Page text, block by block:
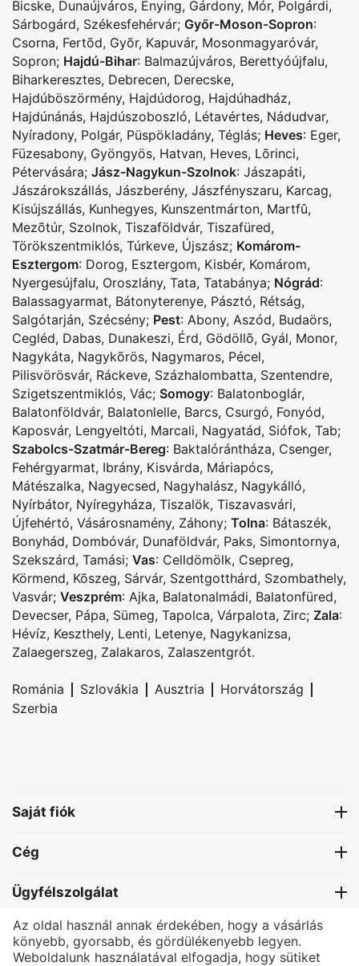
Bicske, Dunaújváros, Enying, Gárdony, Mór, Polgárdi,
Sárbogárd, Székesfehérvár; Győr-Moson-Sopron:
Csorna, Fertõd, Gyõr, Kapuvár, Mosonmagyaróvár,
Sopron; Hajdú-Bihar: Balmazújváros, Berettyóújfalu,
Biharkeresztes, Debrecen, Derecske,
Hajdúböszörmény, Hajdúdorog, Hajdúhadház,
Hajdúnánás, Hajdúszoboszló, Létavértes, Nádudvar,
Nyíradony, Polgár, Püspökladány, Téglás; Heves: Eger,
Füzesabony, Gyöngyös, Hatvan, Heves, Lõrinci,
Pétervására; Jász-Nagykun-Szolnok: Jászapáti,
Jászárokszállás, Jászberény, Jászfényszaru, Karcag,
Kisújszállás, Kunhegyes, Kunszentmárton, Martfû,
Mezõtúr, Szolnok, Tiszaföldvár, Tiszafüred,
Törökszentmiklós, Túrkeve, Újszász; Komárom-
Esztergom: Dorog, Esztergom, Kisbér, Komárom,
Nyergesújfalu, Oroszlány, Tata, Tatabánya; Nógrád:
Balassagyarmat, Bátonyterenye, Pásztó, Rétság,
Salgótarján, Szécsény; Pest: Abony, Aszód, Budaörs,
Cegléd, Dabas, Dunakeszi, Érd, Gödöllõ, Gyál, Monor,
Nagykáta, Nagykõrös, Nagymaros, Pécel,
Pilisvörösvár, Ráckeve, Százhalombatta, Szentendre,
Szigetszentmiklós, Vác; Somogy: Balatonboglár,
Balatonföldvár, Balatonlelle, Barcs, Csurgó, Fonyód,
Kaposvár, Lengyeltóti, Marcali, Nagyatád, Siófok, Tab;
Szabolcs-Szatmár-Bereg: Baktalórántháza, Csenger,
Fehérgyarmat, Ibrány, Kisvárda, Máriapócs,
Mátészalka, Nagyecsed, Nagyhalász, Nagykálló,
Nyírbátor, Nyíregyháza, Tiszalök, Tiszavasvári,
Újfehértó, Vásárosnamény, Záhony; Tolna: Bátaszék,
Bonyhád, Dombóvár, Dunaföldvár, Paks, Simontornya,
Szekszárd, Tamási; Vas: Celldömölk, Csepreg,
Körmend, Kõszeg, Sárvár, Szentgotthárd, Szombathely,
Vasvár; Veszprém: Ajka, Balatonalmádi, Balatonfüred,
Devecser, Pápa, Sümeg, Tapolca, Várpalota, Zirc; Zala:
Hévíz, Keszthely, Lenti, Letenye, Nagykanizsa,
Zalaegerszeg, Zalakaros, Zalaszentgrót.
Románia | Szlovákia | Ausztria | Horvátország |
Szerbia
Saját fiók
Cég
Ügyfélszolgálat
Kapcsolat
Az oldal használ annak érdekében, hogy a vásárlás
könyebb, gyorsabb, és gördülékenyebb legyen.
Weboldalunk használatával elfogadja, hogy sütiket